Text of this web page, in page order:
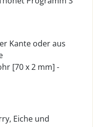
Kante oder aus
[70 x 2 mm] -
Eiche und